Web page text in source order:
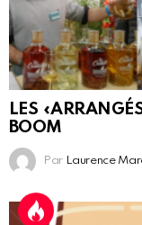
LES
BOOM
Par Laurence